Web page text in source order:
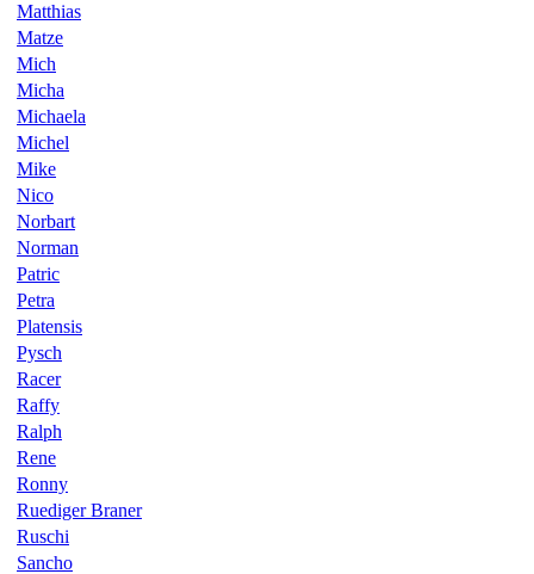
Matthias
Matze
Mich
Micha
Michaela
Michel
Mike
Nico
Norbart
Norman
Patric
Petra
Platensis
Pysch
Racer
Raffy
Ralph
Rene
Ronny
Ruediger Braner
Ruschi
Sancho